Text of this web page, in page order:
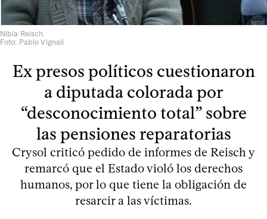
Nibia Reisch.
Foto: Pablo Vignali
Ex presos políticos cuestionaron
a diputada colorada por
“desconocimiento total” sobre
las pensiones reparatorias
Crysol criticó pedido de informes de Reisch y
remarcó que el Estado violó los derechos
humanos, por lo que tiene la obligación de
resarcir a las víctimas.